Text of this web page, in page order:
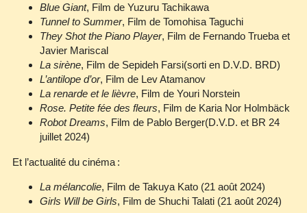
Blue Giant, Film de Yuzuru Tachikawa
Tunnel to Summer, Film de Tomohisa Taguchi
They Shot the Piano Player, Film de Fernando Trueba et
Javier Mariscal
La sirène, Film de Sepideh Farsi(sorti en D.V.D. BRD)
L’antilope d’or, Film de Lev Atamanov
La renarde et le lièvre, Film de Youri Norstein
Rose. Petite fée des fleurs, Film de Karia Nor Holmbäck
Robot Dreams, Film de Pablo Berger(D.V.D. et BR 24
juillet 2024)
Et l’actualité du cinéma :
La mélancolie, Film de Takuya Kato (21 août 2024)
Girls Will be Girls, Film de Shuchi Talati (21 août 2024)